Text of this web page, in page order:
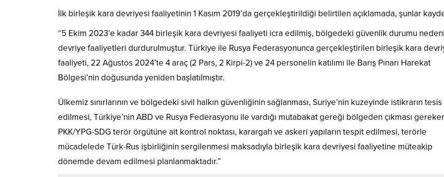
İlk birleşik kara devriyesi faaliyetinin 1 Kasım 2019’da gerçekleştirildiği belirtilen açıklamada, şunlar
“5 Ekim 2023’e kadar 344 birleşik kara devriyesi faaliyeti icra edilmiş, bölgedeki güvenlik durumu
devriye faaliyetleri durdurulmuştur. Türkiye ile Rusya Federasyonunca gerçekleştirilen birleşik kara
faaliyeti, 22 Ağustos 2024’te 4 araç (2 Pars, 2 Kirpi-2) ve 24 personelin katılımı ile Barış Pınarı Harekat
Bölgesi’nin doğusunda yeniden başlatılmıştır.
Ülkemiz sınırlarının ve bölgedeki sivil halkın güvenliğinin sağlanması, Suriye’nin kuzeyinde istikrarın tesis
edilmesi, Türkiye’nin ABD ve Rusya Federasyonu ile vardığı mutabakat gereği bölgeden çıkması
PKK/YPG-SDG terör örgütüne ait kontrol noktası, karargah ve askeri yapıların tespit edilmesi, terörle
mücadelede Türk-Rus işbirliğinin sergilenmesi maksadıyla birleşik kara devriyesi faaliyetine müteakip
dönemde devam edilmesi planlanmaktadır.”